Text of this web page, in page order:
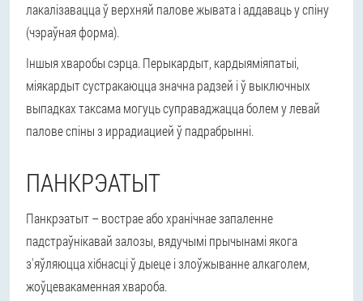
лакалізавацца ў верхняй палове жывата і аддаваць у спіну
(чэраўная форма).
Іншыя хваробы сэрца. Перыкардыт, кардыяміяпатыі,
міякардыт сустракаюцца значна радзей і ў выключных
выпадках таксама могуць суправаджацца болем у левай
палове спіны з иррадиацией ў падрабрынні.
ПАНКРЭАТЫТ
Панкрэатыт – вострае або хранічнае запаленне
падстраўнікавай залозы, вядучымі прычынамі якога
з'яўляюцца хібнасці ў дыеце і злоўжыванне алкаголем,
жоўцевакаменная хвароба.